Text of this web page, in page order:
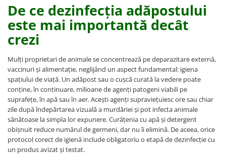
Antidiareice
Laxative
Gel antiinflamator
De ce dezinfecția adăpostului
este mai importantă decât
crezi
Mulți proprietari de animale se concentrează pe deparazitare externă,
vaccinuri și alimentație, neglijând un aspect fundamental: igiena
spațiului de viață. Un adăpost sau o cușcă curată la vedere poate
conține, în continuare, milioane de agenți patogeni viabili pe
suprafețe, în apă sau în aer. Acești agenți supraviețuiesc ore sau chiar
zile după îndepărtarea vizuală a murdăriei și pot infecta animale
sănătoase la simpla lor expunere. Curățenia cu apă și detergent
obișnuit reduce numărul de germeni, dar nu îi elimină. De aceea, orice
protocol corect de igienă include obligatoriu o etapă de dezinfecție cu
un produs avizat și testat.